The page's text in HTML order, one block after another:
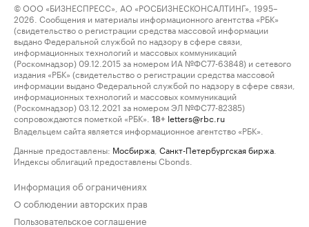
© ООО «БИЗНЕСПРЕСС», АО «РОСБИЗНЕСКОНСАЛТИНГ», 1995–
2026. Сообщения и материалы информационного агентства «РБК»
(свидетельство о регистрации средства массовой информации
выдано Федеральной службой по надзору в сфере связи,
информационных технологий и массовых коммуникаций
(Роскомнадзор) 09.12.2015 за номером ИА №ФС77-63848) и сетевого
издания «РБК» (свидетельство о регистрации средства массовой
информации выдано Федеральной службой по надзору в сфере связи,
информационных технологий и массовых коммуникаций
(Роскомнадзор) 03.12.2021 за номером ЭЛ №ФС77-82385)
сопровождаются пометкой «РБК».
18+ letters@rbc.ru
Владельцем сайта является информационное агентство «РБК».
Данные предоставлены: Мосбиржа Санкт-Петербургская биржа
Индексы облигаций предоставлены Cbonds.
Информация об ограничениях
О соблюдении авторских прав
Пользовательское соглашение